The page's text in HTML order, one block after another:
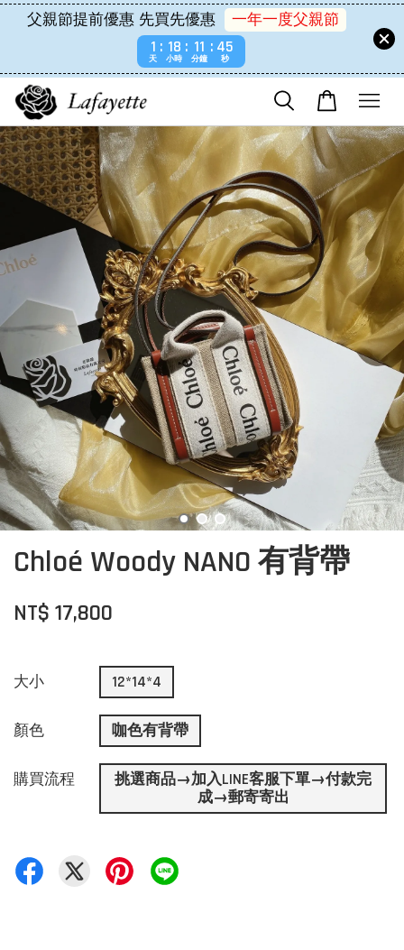
父親節提前優惠 先買先優惠
一年一度父親節
1
天
18
小時
11
分鐘
45
秒
Chloé Woody NANO 有背帶
NT$ 17,800
大小 12*14*4
顏色 咖色有背帶
購買流程
挑選商品→加入LINE客服下單→付款完
成→郵寄寄出